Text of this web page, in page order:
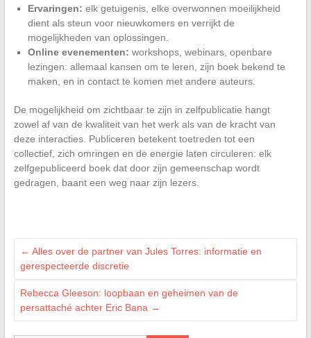
Ervaringen: elk getuigenis, elke overwonnen moeilijkheid
dient als steun voor nieuwkomers en verrijkt de
mogelijkheden van oplossingen.
Online evenementen: workshops, webinars, openbare
lezingen: allemaal kansen om te leren, zijn boek bekend te
maken, en in contact te komen met andere auteurs.
De mogelijkheid om zichtbaar te zijn in zelfpublicatie hangt
zowel af van de kwaliteit van het werk als van de kracht van
deze interacties. Publiceren betekent toetreden tot een
collectief, zich omringen en de energie laten circuleren: elk
zelfgepubliceerd boek dat door zijn gemeenschap wordt
gedragen, baant een weg naar zijn lezers.
← Alles over de partner van Jules Torres: informatie en
gerespecteerde discretie
Rebecca Gleeson: loopbaan en geheimen van de
persattaché achter Eric Bana →